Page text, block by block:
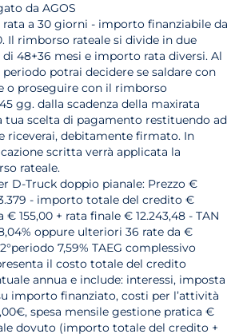
da AGOS
a 30 giorni - importo finanziabile da
Il rimborso rateale si divide in due
48+36 mesi e importo rata diversi. Al
potrai decidere se saldare con
o proseguire con il rimborso
gg. dalla scadenza della maxirata
tua scelta di pagamento restituendo ad
riceverai, debitamente firmato. In
scritta verrà applicata la
rateale.
D-Truck doppio pianale: Prezzo €
- importo totale del credito €
€ 155,00 + rata finale € 12.243,48 - TAN
oppure ulteriori 36 rate da €
7,59% TAEG complessivo
il costo totale del credito
annua e include: interessi, imposta
importo finanziato, costi per l’attività
spesa mensile gestione pratica €
dovuto (importo totale del credito +